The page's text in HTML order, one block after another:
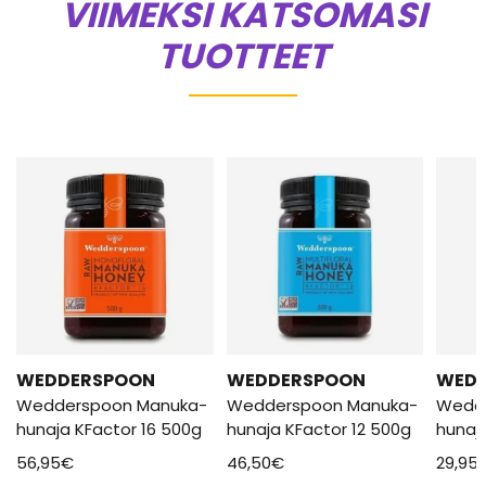
VIIMEKSI KATSOMASI
TUOTTEET
WEDDERSPOON
Wedderspoon Manuka-
hunaja KFactor 16 500g
56,95€
WEDDERSPOON
Wedderspoon Manuka-
hunaja KFactor 12 500g
46,50€
29,95